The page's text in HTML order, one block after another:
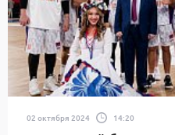
02 октября 2024 14:20